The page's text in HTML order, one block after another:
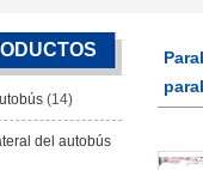
(14)
del autobús